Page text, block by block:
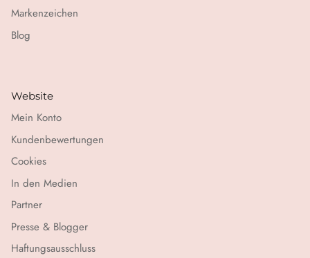
Markenzeichen
Blog
Website
Mein Konto
Kundenbewertungen
Cookies
In den Medien
Partner
Presse & Blogger
Haftungsausschluss